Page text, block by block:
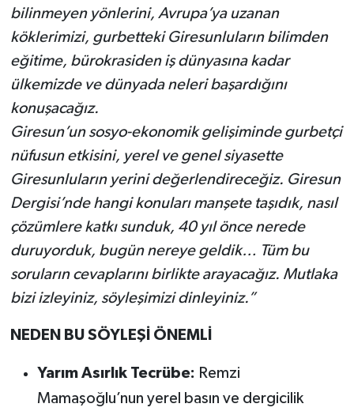
bilinmeyen yönlerini, Avrupa’ya uzanan
köklerimizi, gurbetteki Giresunluların bilimden
eğitime, bürokrasiden iş dünyasına kadar
ülkemizde ve dünyada neleri başardığını
konuşacağız.
Giresun’un sosyo-ekonomik gelişiminde gurbetçi
nüfusun etkisini, yerel ve genel siyasette
Giresunluların yerini değerlendireceğiz. Giresun
Dergisi’nde hangi konuları manşete taşıdık, nasıl
çözümlere katkı sunduk, 40 yıl önce nerede
duruyorduk, bugün nereye geldik… Tüm bu
soruların cevaplarını birlikte arayacağız. Mutlaka
bizi izleyiniz, söyleşimizi dinleyiniz.”
NEDEN BU SÖYLEŞİ ÖNEMLİ
Yarım Asırlık Tecrübe: Remzi
Mamaşoğlu’nun yerel basın ve dergicilik